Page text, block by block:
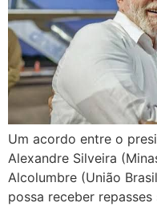
Um acordo entre o
Alexandre Silveira
Alcolumbre (União
possa receber